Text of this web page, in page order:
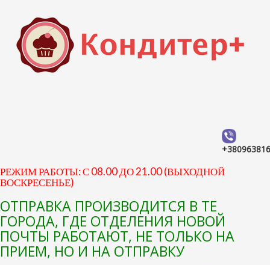
РЕЖИМ РАБОТЫ: С 08.00 ДО 21.00 (ВЫХОДНОЙ
ВОСКРЕСЕНЬЕ)
ОТПРАВКА ПРОИЗВОДИТСЯ В ТЕ
ГОРОДА, ГДЕ ОТДЕЛЕНИЯ НОВОЙ
ПОЧТЫ РАБОТАЮТ, НЕ ТОЛЬКО НА
ПРИЕМ, НО И НА ОТПРАВКУ